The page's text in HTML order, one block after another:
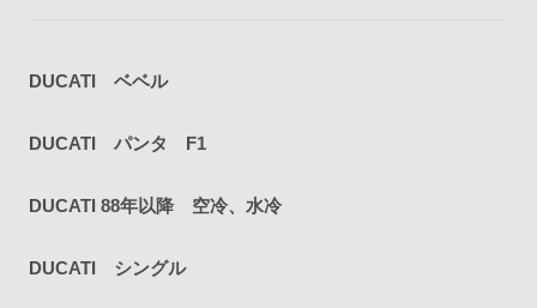
DUCATI ベベル
DUCATI パンタ F1
DUCATI 88年以降 空冷、水冷
DUCATI シングル